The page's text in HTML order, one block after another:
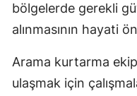
bölgelerde gerekli
alınmasının hayati
Arama kurtarma
ulaşmak için